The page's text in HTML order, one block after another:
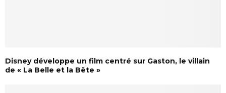
Disney développe un film centré sur Gaston, le villain
de « La Belle et la Bête »